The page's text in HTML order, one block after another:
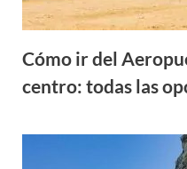
Cómo ir del
centro: todas las